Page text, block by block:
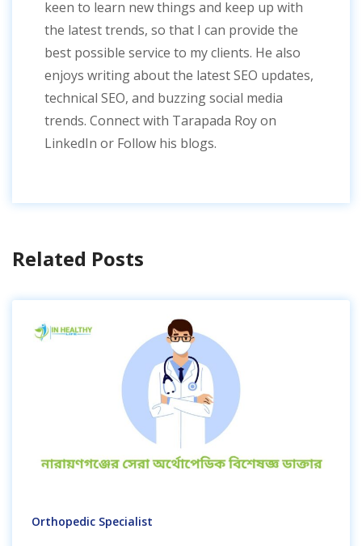
keen to learn new things and keep up with
the latest trends, so that I can provide the
best possible service to my clients. He also
enjoys writing about the latest SEO updates,
technical SEO, and buzzing social media
trends. Connect with Tarapada Roy on
LinkedIn or Follow his blogs.
Related Posts
Orthopedic Specialist